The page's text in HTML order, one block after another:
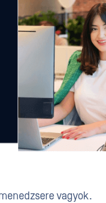
vagyok.